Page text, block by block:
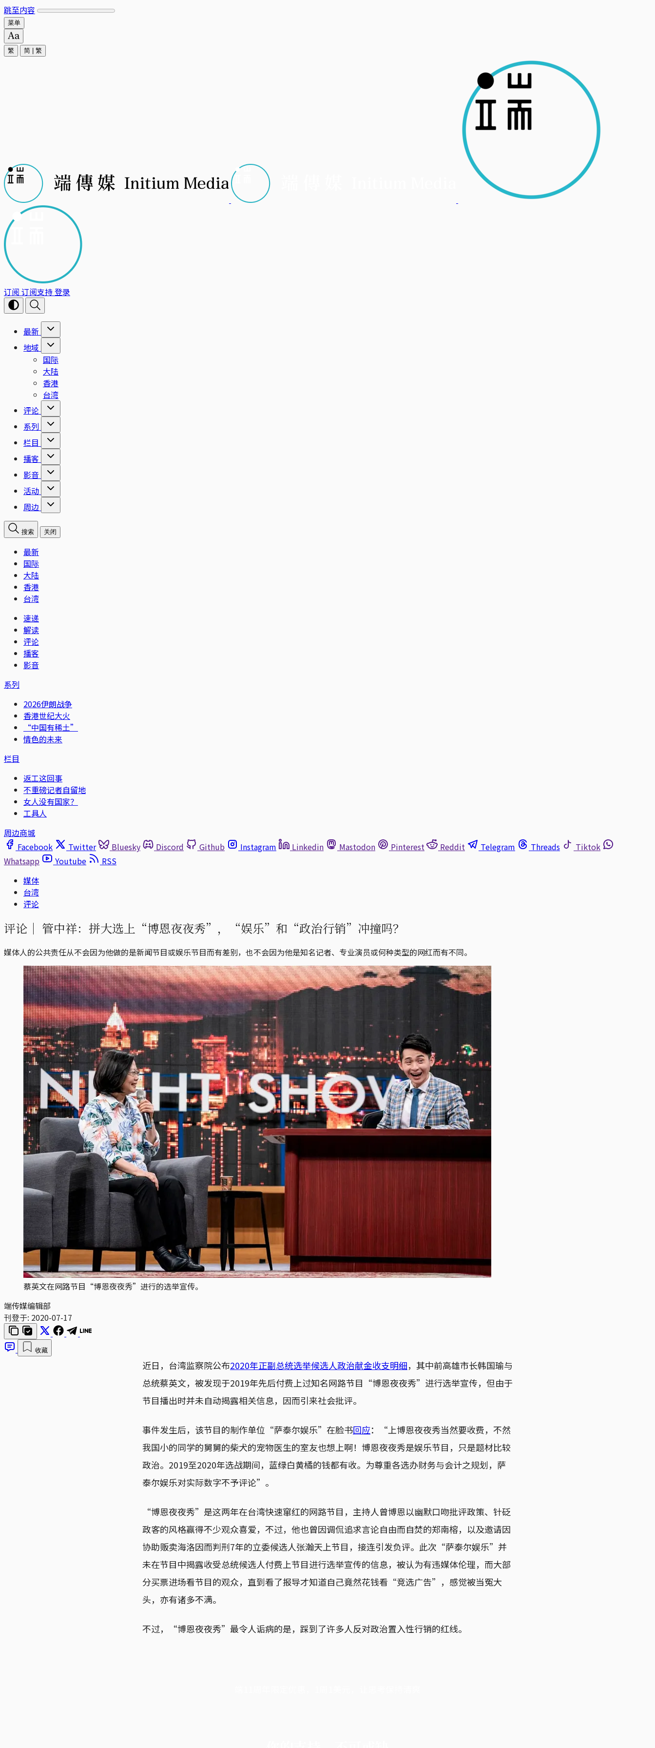
跳至内容
菜单
繁 简 繁
订阅 订阅支持登录
最新
地域
国际
大陆
香港
台湾
评论
系列
栏目
播客
影音
活动
周边
搜索 关闭
最新
国际
大陆
香港
台湾
速递
解读
评论
播客
影音
系列
2026伊朗战争
香港世纪大火
“中国有稀土”
情色的未来
栏目
返工这回事
不重磅记者自留地
女人没有国家？
工具人
周边商城
Facebook
Twitter Bluesky Discord Github Instagram Linkedin Mastodon Pinterest Reddit Telegram Threads
Tiktok
Whatsapp
Youtube
RSS
媒体
台湾
评论
评论｜ 管中祥：拼大选上“博恩夜夜秀”，“娱乐”和“政治行销”冲撞吗？
媒体人的公共责任从不会因为他做的是新闻节目或娱乐节目而有差别，也不会因为他是知名记者、专业演员或何种类型的网红而有不同。
蔡英文在网路节目“博恩夜夜秀”进行的选举宣传。
端传媒编辑部
刊登于: 2020-07-17
收藏
近日，台湾监察院公布2020年正副总统选举候选人政治献金收支明细，其中前高雄市长韩国瑜与
总统蔡英文，被发现于2019年先后付费上过知名网路节目“博恩夜夜秀”进行选举宣传，但由于
节目播出时并未自动揭露相关信息，因而引来社会批评。
事件发生后，该节目的制作单位“萨泰尔娱乐”在脸书回应：“上博恩夜夜秀当然要收费，不然
我国小的同学的舅舅的柴犬的宠物医生的室友也想上啊！博恩夜夜秀是娱乐节目，只是题材比较
政治。2019至2020年选战期间，蓝绿白黄橘的钱都有收。为尊重各选办财务与会计之规划，萨
泰尔娱乐对实际数字不予评论”。
“博恩夜夜秀”是这两年在台湾快速窜红的网路节目，主持人曾博恩以幽默口吻批评政策、针砭
政客的风格赢得不少观众喜爱，不过，他也曾因调侃追求言论自由而自焚的郑南榕，以及邀请因
协助贩卖海洛因而判刑7年的立委候选人张瀚天上节目，接连引发负评。此次“萨泰尔娱乐”并
未在节目中揭露收受总统候选人付费上节目进行选举宣传的信息，被认为有违媒体伦理，而大部
分买票进场看节目的观众，直到看了报导才知道自己竟然花钱看“竞选广告”，感觉被当冤大
头，亦有诸多不满。
不过，“博恩夜夜秀”最令人诟病的是，踩到了许多人反对政治置入性行销的红线。